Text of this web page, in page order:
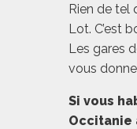
Rien de tel
Lot. C’est
Les gares
vous
Si vous
Occitanie